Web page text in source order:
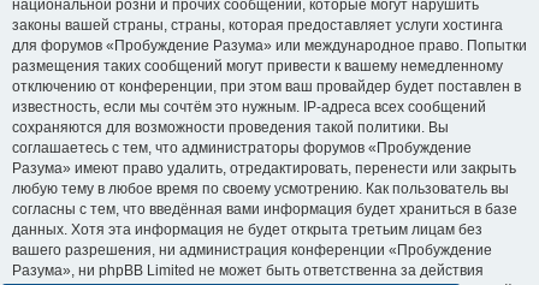
национальной розни и прочих сообщений, которые могут нарушить
законы вашей страны, страны, которая предоставляет услуги хостинга
для форумов «Пробуждение Разума» или международное право. Попытки
размещения таких сообщений могут привести к вашему немедленному
отключению от конференции, при этом ваш провайдер будет поставлен в
известность, если мы сочтём это нужным. IP-адреса всех сообщений
сохраняются для возможности проведения такой политики. Вы
соглашаетесь с тем, что администраторы форумов «Пробуждение
Разума» имеют право удалить, отредактировать, перенести или закрыть
любую тему в любое время по своему усмотрению. Как пользователь вы
согласны с тем, что введённая вами информация будет храниться в базе
данных. Хотя эта информация не будет открыта третьим лицам без
вашего разрешения, ни администрация конференции «Пробуждение
Разума», ни phpBB Limited не может быть ответственна за действия